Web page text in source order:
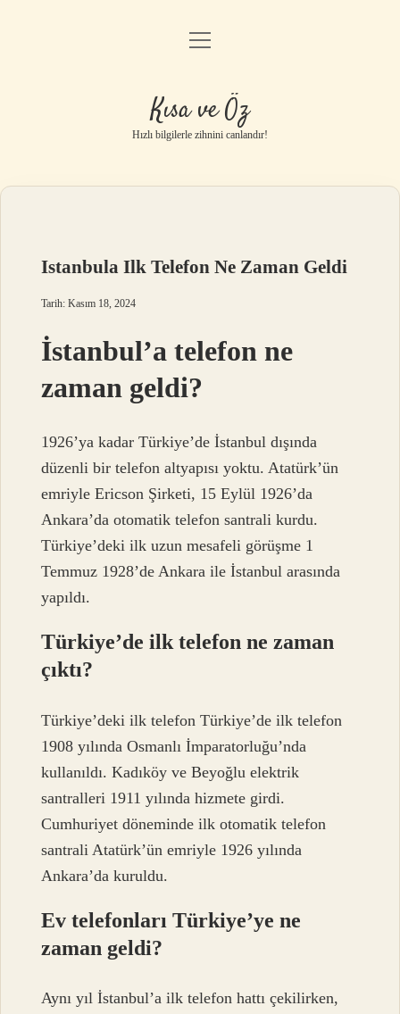
Anasayfa
Gizlilik Politikası
Yasal Uyarı
menüyü
Kısa ve Öz
Hızlı bilgilerle zihnini canlandır!
Istanbula Ilk Telefon Ne Zaman Geldi
Tarih: Kasım 18, 2024
İstanbul’a telefon ne
zaman geldi?
1926’ya kadar Türkiye’de İstanbul dışında
düzenli bir telefon altyapısı yoktu. Atatürk’ün
emriyle Ericson Şirketi, 15 Eylül 1926’da
Ankara’da otomatik telefon santrali kurdu.
Türkiye’deki ilk uzun mesafeli görüşme 1
Temmuz 1928’de Ankara ile İstanbul arasında
yapıldı.
Türkiye’de ilk telefon ne zaman
çıktı?
Türkiye’deki ilk telefon Türkiye’de ilk telefon
1908 yılında Osmanlı İmparatorluğu’nda
kullanıldı. Kadıköy ve Beyoğlu elektrik
santralleri 1911 yılında hizmete girdi.
Cumhuriyet döneminde ilk otomatik telefon
santrali Atatürk’ün emriyle 1926 yılında
Ankara’da kuruldu.
Ev telefonları Türkiye’ye ne
zaman geldi?
Aynı yıl İstanbul’a ilk telefon hattı çekilirken,